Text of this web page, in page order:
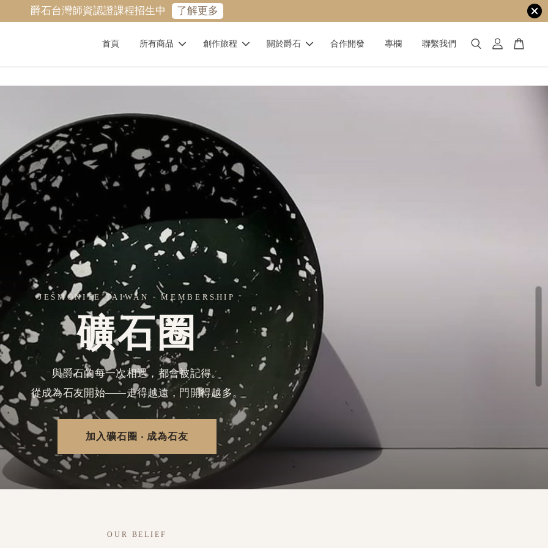
爵石台灣師資認證課程招生中 了解更多
首頁 所有商品 創作旅程 關於爵石 合作開發 專欄 聯繫我們
JESMONITE TAIWAN ‧ MEMBERSHIP
礦石圈
與爵石的每一次相遇，都會被記得。
從成為石友開始——走得越遠，門開得越多。
加入礦石圈 ‧ 成為石友
OUR BELIEF